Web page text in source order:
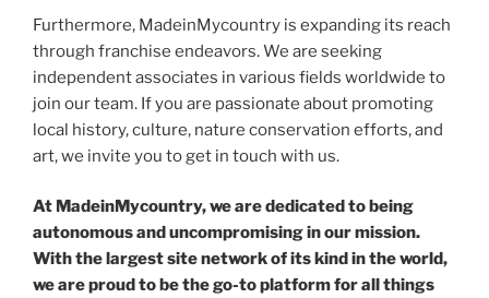
Furthermore, MadeinMycountry is expanding its reach
through franchise endeavors. We are seeking
independent associates in various fields worldwide to
join our team. If you are passionate about promoting
local history, culture, nature conservation efforts, and
art, we invite you to get in touch with us.
At MadeinMycountry, we are dedicated to being
autonomous and uncompromising in our mission.
With the largest site network of its kind in the world,
we are proud to be the go-to platform for all things